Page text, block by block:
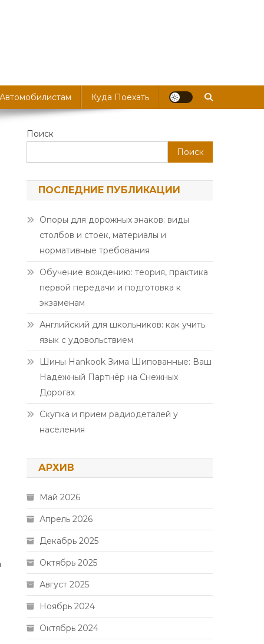
Куда Поехать
Поиск
Поиск
ПОСЛЕДНИЕ ПУБЛИКАЦИИ
Опоры для дорожных знаков: виды
столбов и стоек, материалы и
нормативные требования
Обучение вождению: теория, практика
первой передачи и подготовка к
экзаменам
Английский для школьников: как учить
язык с удовольствием
Шины Hankook Зима Шипованные: Ваш
Надежный Партнёр на Снежных
Дорогах
Скупка и прием радиодеталей у
населения
АРХИВ
Май 2026
Апрель 2026
Декабрь 2025
Октябрь 2025
Август 2025
Ноябрь 2024
Октябрь 2024